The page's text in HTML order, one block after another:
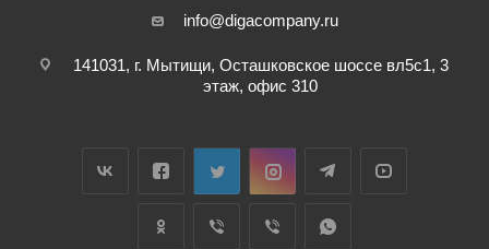
info@digacompany.ru
141031, г. Мытищи, Осташковское шоссе вл5с1, 3
этаж, офис 310